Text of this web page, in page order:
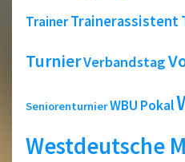
TrainerTrainerassistent
TurnierVerbandstag
SeniorenturnierWBU Pokal
Westdeutsche